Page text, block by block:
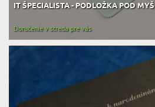
IT ŠPECIALISTA - PODLOŽKA POD MYŠ
Doručenie v streda pre vás